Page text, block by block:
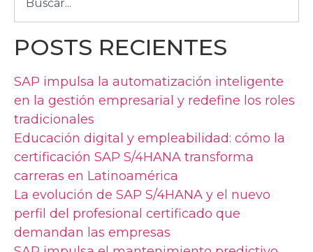
POSTS RECIENTES
SAP impulsa la automatización inteligente
en la gestión empresarial y redefine los roles
tradicionales
Educación digital y empleabilidad: cómo la
certificación SAP S/4HANA transforma
carreras en Latinoamérica
La evolución de SAP S/4HANA y el nuevo
perfil del profesional certificado que
demandan las empresas